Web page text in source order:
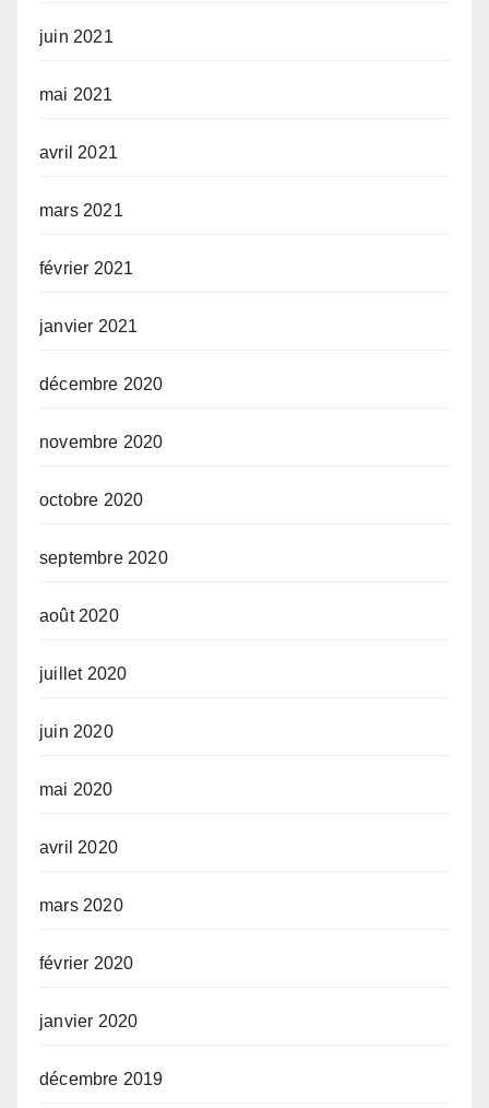
juin 2021
mai 2021
avril 2021
mars 2021
février 2021
janvier 2021
décembre 2020
novembre 2020
octobre 2020
septembre 2020
août 2020
juillet 2020
juin 2020
mai 2020
avril 2020
mars 2020
février 2020
janvier 2020
décembre 2019